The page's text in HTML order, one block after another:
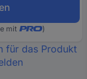
mit )
für das Produkt